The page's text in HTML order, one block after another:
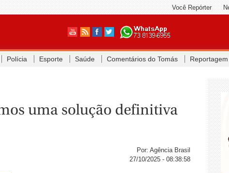
Você Repórter
Polícia Esporte Saúde Comentários do Tomás
uma solução definitiva
Por: Agência Brasil
27/10/2025 - 08:38:58